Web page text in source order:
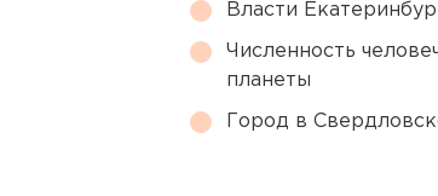
Власти
Численность
планеты
Город в